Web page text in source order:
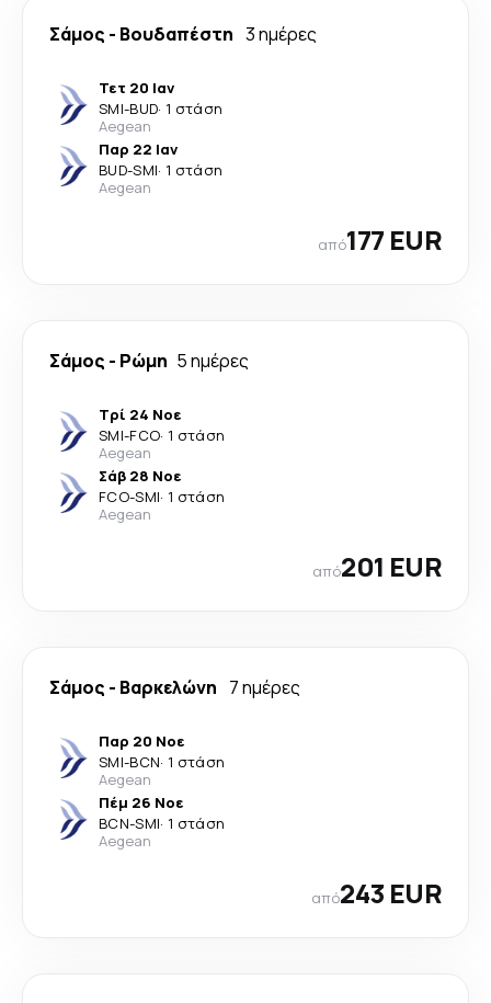
Σάμος - Βουδαπέστη 3 ημέρες
Τετ 20 Ιαν
SMI-BUD· 1 στάση
Aegean
Παρ 22 Ιαν
BUD-SMI· 1 στάση
Aegean
από177 EUR
Σάμος - Ρώμη 5 ημέρες
Τρί 24 Νοε
SMI-FCO· 1 στάση
Aegean
Σάβ 28 Νοε
FCO-SMI· 1 στάση
Aegean
από201 EUR
Σάμος - Βαρκελώνη 7 ημέρες
Παρ 20 Νοε
SMI-BCN· 1 στάση
Aegean
Πέμ 26 Νοε
BCN-SMI· 1 στάση
Aegean
από243 EUR